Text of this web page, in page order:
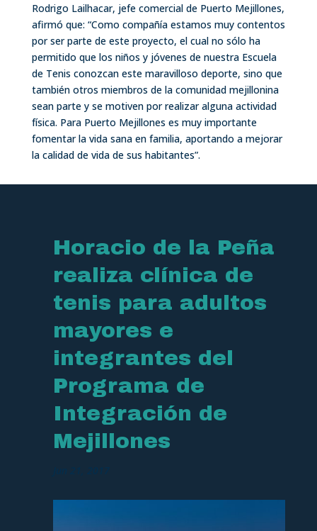
Rodrigo Lailhacar, jefe comercial de Puerto Mejillones,
afirmó que: “Como compañía estamos muy contentos
por ser parte de este proyecto, el cual no sólo ha
permitido que los niños y jóvenes de nuestra Escuela
de Tenis conozcan este maravilloso deporte, sino que
también otros miembros de la comunidad mejillonina
sean parte y se motiven por realizar alguna actividad
física. Para Puerto Mejillones es muy importante
fomentar la vida sana en familia, aportando a mejorar
la calidad de vida de sus habitantes”.
Horacio de la Peña
realiza clínica de
tenis para adultos
mayores e
integrantes del
Programa de
Integración de
Mejillones